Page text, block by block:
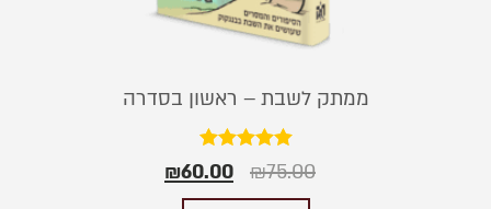
ממתק לשבת – ראשון בסדרה
דורג
5.00
מתוך 5
₪75.00
₪60.00